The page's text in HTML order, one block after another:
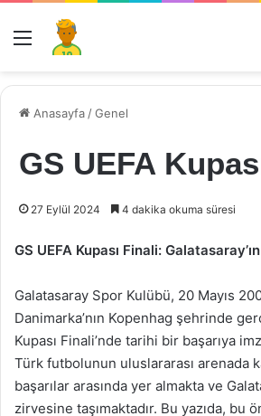
Menü
Anasayfa /Genel
GS UEFA
27 Eylül 2024 4 dakika okuma süresi
GS UEFA Kupası Finali:
Galatasaray Spor Kulübü, 20 Mayıs
Danimarka’nın Kopenhag şehrinde
Kupası Finali’nde tarihi bir başarıya
Türk futbolunun uluslararası arenada
başarılar arasında yer almakta ve
zirvesine taşımaktadır. Bu yazıda, bu